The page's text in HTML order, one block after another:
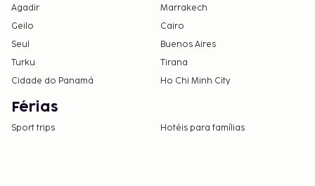
Agadir
Marrakech
Geilo
Cairo
Seul
Buenos Aires
Turku
Tirana
Cidade do Panamá
Ho Chi Minh City
Férias
Sport trips Hotéis para famílias